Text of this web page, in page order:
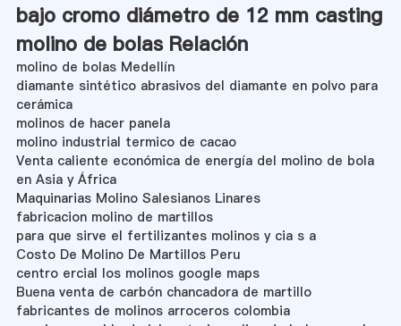
bajo cromo diámetro de 12 mm casting
molino de bolas Relación
molino de bolas Medellín
diamante sintético abrasivos del diamante en polvo para
cerámica
molinos de hacer panela
molino industrial termico de cacao
Venta caliente económica de energía del molino de bola
en Asia y África
Maquinarias Molino Salesianos Linares
fabricacion molino de martillos
para que sirve el fertilizantes molinos y cia s a
Costo De Molino De Martillos Peru
centro ercial los molinos google maps
Buena venta de carbón chancadora de martillo
fabricantes de molinos arroceros colombia